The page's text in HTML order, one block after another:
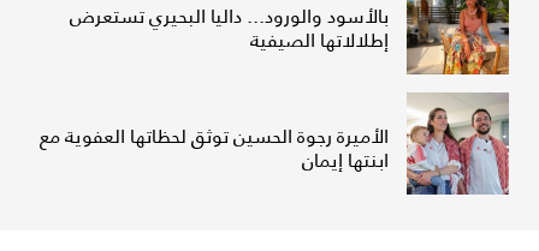
بالأسود والورود... داليا البحيري تستعرض
إطلالاتها الصيفية
الأميرة رجوة الحسين توثق لحظاتها العفوية مع
ابنتها إيمان